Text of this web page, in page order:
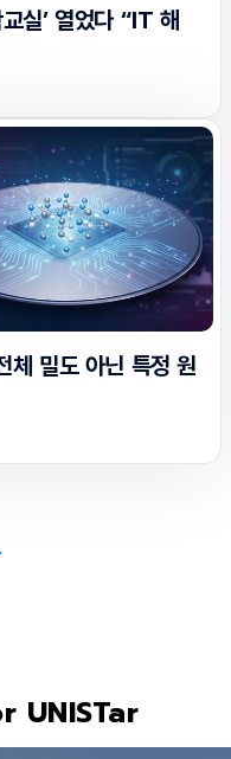
실’ 열었다 “IT 해
체 밀도 아닌 특정 원
UNISTar